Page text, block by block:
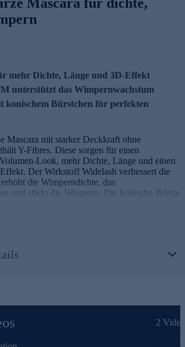
online bestellen.
mehr Dichte, Länge und 3D-Effekt
unterstützt das Wimpernwachstum
konischem Bürstchen für perfekten
Mascara mit starker Deckkraft ohne
Y-Fibres. Diese sorgen für einen
Look, mehr Dichte, Länge und einen
Der Wirkstoff Widelash verbessert die
die Wimperndichte, das
und stärkt die Wimpern. Die konische Bürste
gut das äußere Drittel der Wimpern, wodurch
Effekt erzielt wird. Das dünne Ende
2